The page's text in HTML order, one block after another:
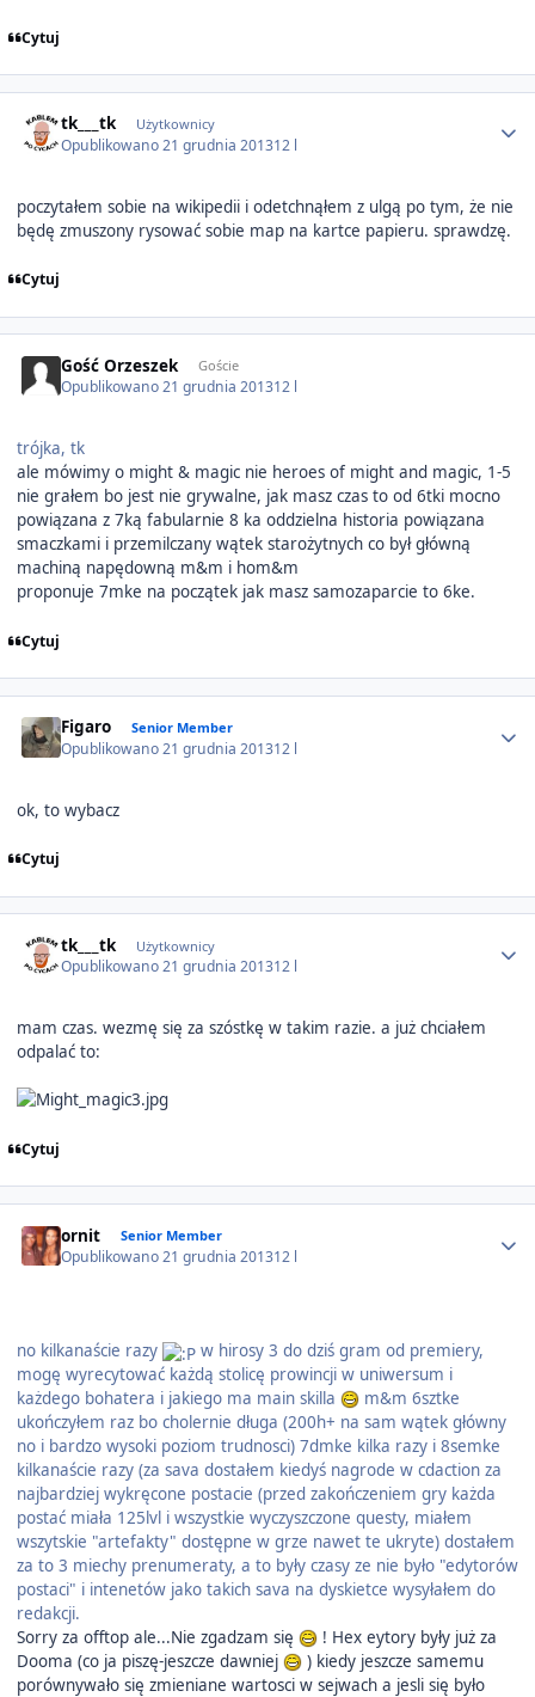
Cytuj
tk___tk Użytkownicy
Opublikowano21 grudnia 201312 l
poczytałem sobie na wikipedii i odetchnąłem z ulgą po tym, że nie
będę zmuszony rysować sobie map na kartce papieru. sprawdzę.
Cytuj
Gość Orzeszek Goście
Opublikowano21 grudnia 201312 l
trójka, tk
ale mówimy o might & magic nie heroes of might and magic, 1-5
nie grałem bo jest nie grywalne, jak masz czas to od 6tki mocno
powiązana z 7ką fabularnie 8 ka oddzielna historia powiązana
smaczkami i przemilczany wątek starożytnych co był główną
machiną napędowną m&m i hom&m
proponuje 7mke na początek jak masz samozaparcie to 6ke.
Cytuj
Figaro Senior Member
Opublikowano21 grudnia 201312 l
ok, to wybacz
Cytuj
tk___tk Użytkownicy
Opublikowano21 grudnia 201312 l
mam czas. wezmę się za szóstkę w takim razie. a już chciałem
odpalać to:
Cytuj
ornit Senior Member
Opublikowano21 grudnia 201312 l
no kilkanaście razy
w hirosy 3 do dziś gram od premiery,
mogę wyrecytować każdą stolicę prowincji w uniwersum i
każdego bohatera i jakiego ma main skilla
m&m 6sztke
ukończyłem raz bo cholernie długa (200h+ na sam wątek główny
no i bardzo wysoki poziom trudnosci) 7dmke kilka razy i 8semke
kilkanaście razy (za sava dostałem kiedyś nagrode w cdaction za
najbardziej wykręcone postacie (przed zakończeniem gry każda
postać miała 125lvl i wszystkie wyczyszczone questy, miałem
wszytskie "artefakty" dostępne w grze nawet te ukryte) dostałem
za to 3 miechy prenumeraty, a to były czasy ze nie było "edytorów
postaci" i intenetów jako takich sava na dyskietce wysyłałem do
redakcji.
Sorry za offtop ale...Nie zgadzam się
! Hex eytory były już za
Dooma (co ja piszę-jeszcze dawniej
) kiedy jeszcze samemu
porównywało się zmieniane wartosci w sejwach a jesli się było